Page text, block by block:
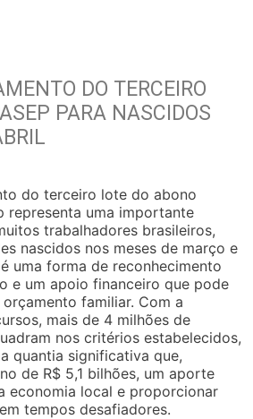
DO TERCEIRO
PARA NASCIDOS
do terceiro lote do abono
representa uma importante
trabalhadores brasileiros,
nascidos nos meses de março e
uma forma de reconhecimento
e um apoio financeiro que pode
familiar. Com a
mais de 4 milhões de
nos critérios estabelecidos,
quantia significativa que,
de R$ 5,1 bilhões, um aporte
economia local e proporcionar
tempos desafiadores.